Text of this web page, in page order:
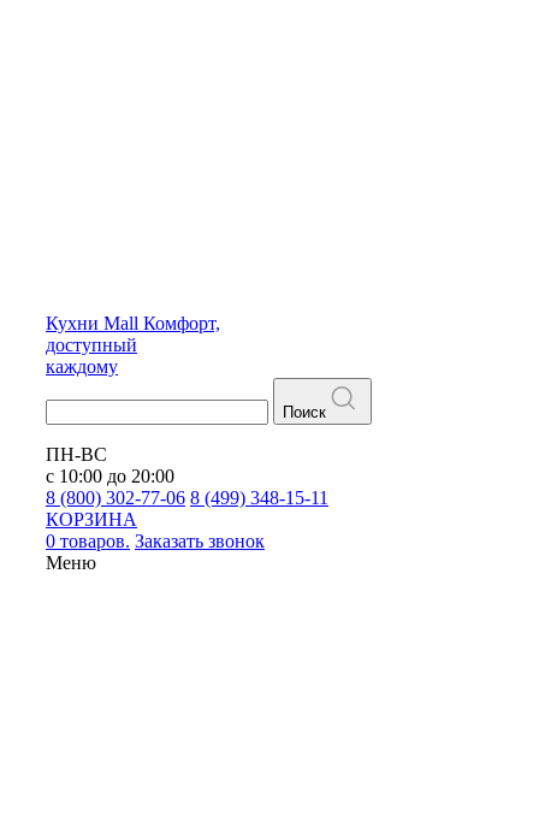
Кухни Mall Комфорт,
доступный
каждому
Поиск
ПН-ВС
с 10:00 до 20:00
8 (800) 302-77-06 8 (499) 348-15-11
КОРЗИНА
0 товаров. Заказать звонок
Меню